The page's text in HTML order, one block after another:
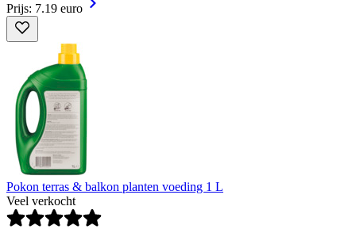
Prijs: 7.19 euro
Pokon terras & balkon planten voeding 1 L
Veel verkocht